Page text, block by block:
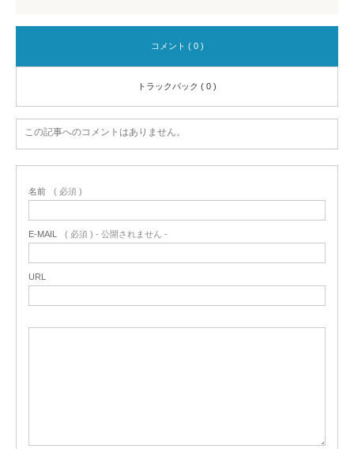
コメント ( 0 )
トラックバック ( 0 )
この記事へのコメントはありません。
名前 ( 必須 )
E-MAIL ( 必須 ) - 公開されません -
URL